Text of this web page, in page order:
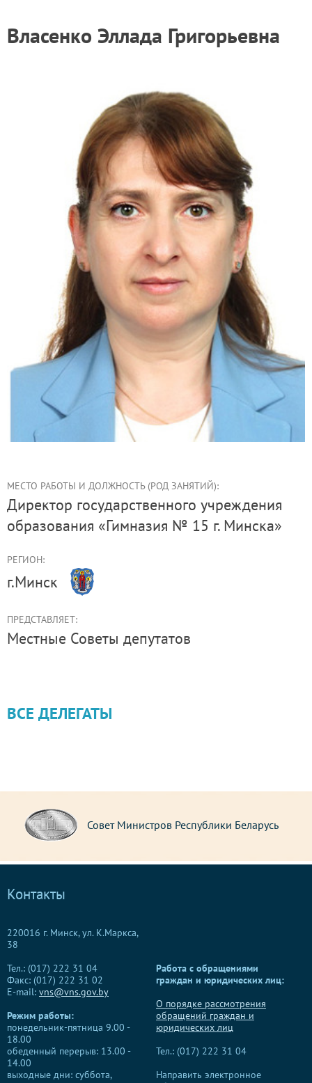
Власенко Эллада Григорьевна
МЕСТО РАБОТЫ И ДОЛЖНОСТЬ (РОД ЗАНЯТИЙ):
директор государственного учреждения
образования «Гимназия № 15 г. Минска»
РЕГИОН:
г.Минск
ПРЕДСТАВЛЯЕТ:
Местные Советы депутатов
ВСЕ ДЕЛЕГАТЫ
Совет Министров Республики Беларусь
Контакты
220016 г. Минск, ул. К.Маркса,
38
Тел.: (017) 222 31 04
Факс: (017) 222 31 02
E-mail: vns@vns.gov.by
Режим работы:
понедельник-пятница 9.00 -
18.00
обеденный перерыв: 13.00 -
14.00
выходные дни: суббота,
Работа с обращениями
граждан и юридических лиц:
О порядке рассмотрения
обращений граждан и
юридических лиц
Тел.: (017) 222 31 04
Направить электронное